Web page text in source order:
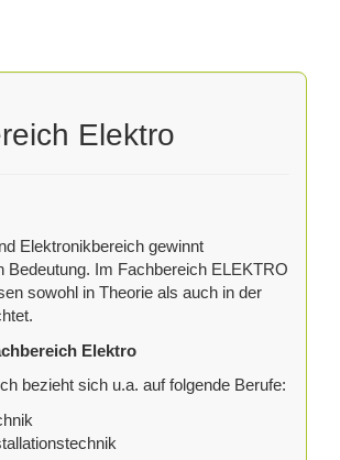
Elektro
Elektronikbereich gewinnt
Bedeutung. Im Fachbereich ELEKTRO
sowohl in Theorie als auch in der
Elektro
bezieht sich u.a. auf folgende Berufe: